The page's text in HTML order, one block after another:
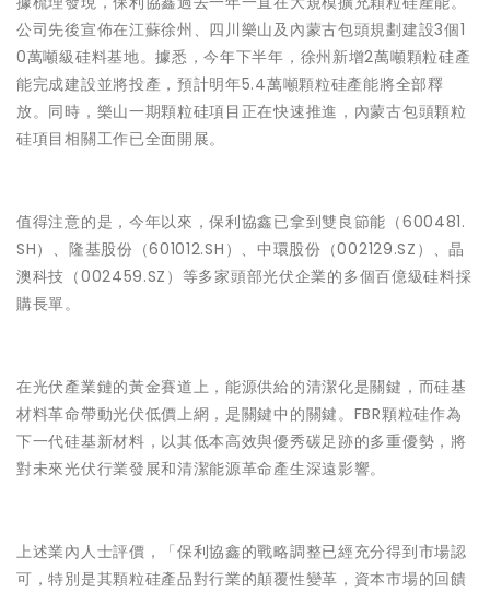
公司先後宣佈在江蘇徐州、四川樂山及內蒙古包頭規劃建設3個1
0萬噸級硅料基地。據悉，今年下半年，徐州新增2萬噸顆粒硅產
能完成建設並將投產，預計明年5.4萬噸顆粒硅產能將全部釋
放。同時，樂山一期顆粒硅項目正在快速推進，內蒙古包頭顆粒
硅項目相關工作已全面開展。
值得注意的是，今年以來，保利協鑫已拿到雙良節能（600481.
SH）、隆基股份（601012.SH）、中環股份（002129.SZ）、晶
澳科技（002459.SZ）等多家頭部光伏企業的多個百億級硅料採
購長單。
在光伏產業鏈的黃金賽道上，能源供給的清潔化是關鍵，而硅基
材料革命帶動光伏低價上網，是關鍵中的關鍵。FBR顆粒硅作為
下一代硅基新材料，以其低本高效與優秀碳足跡的多重優勢，將
對未來光伏行業發展和清潔能源革命產生深遠影響。
上述業內人士評價，「保利協鑫的戰略調整已經充分得到市場認
可，特別是其顆粒硅產品對行業的顛覆性變革，資本市場的回饋